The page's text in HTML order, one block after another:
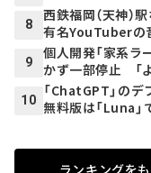
8
西鉄福岡（天神
有名YouTuberの
9
個人開発「家系
かず一部停止 「
10
「ChatGPT」のデ
無料版は「Luna